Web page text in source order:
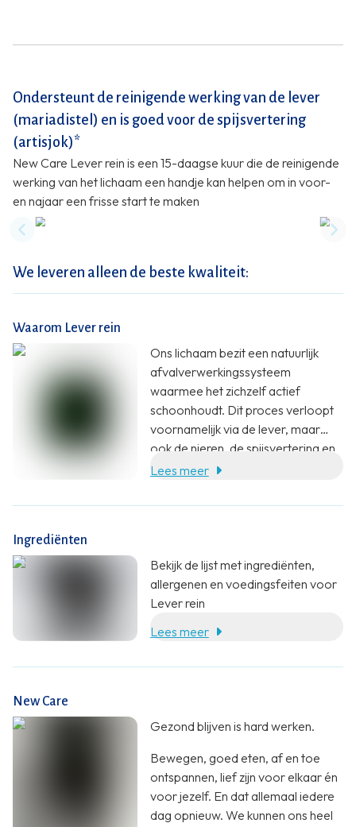
Ondersteunt de reinigende werking van de lever
(mariadistel) en is goed voor de spijsvertering
(artisjok)*
New Care Lever rein is een 15-daagse kuur die de reinigende
werking van het lichaam een handje kan helpen om in voor-
en najaar een frisse start te maken
Previous slide
We leveren alleen de beste kwaliteit:
Waarom Lever rein
Ons lichaam bezit een natuurlijk
afvalverwerkingssysteem
waarmee het zichzelf actief
schoonhoudt. Dit proces verloopt
voornamelijk via de lever, maar
ook de nieren, de spijsvertering en
de huid spelen hierin een rol. Soms
lichaam.
Lees meer
Ingrediënten
Bekijk de lijst met ingrediënten,
allergenen en voedingsfeiten voor
Lever rein
Lees meer
New Care
Gezond blijven is hard werken.
Bewegen, goed eten, af en toe
ontspannen, lief zijn voor elkaar én
voor jezelf. En dat allemaal iedere
dag opnieuw. We kunnen ons heel